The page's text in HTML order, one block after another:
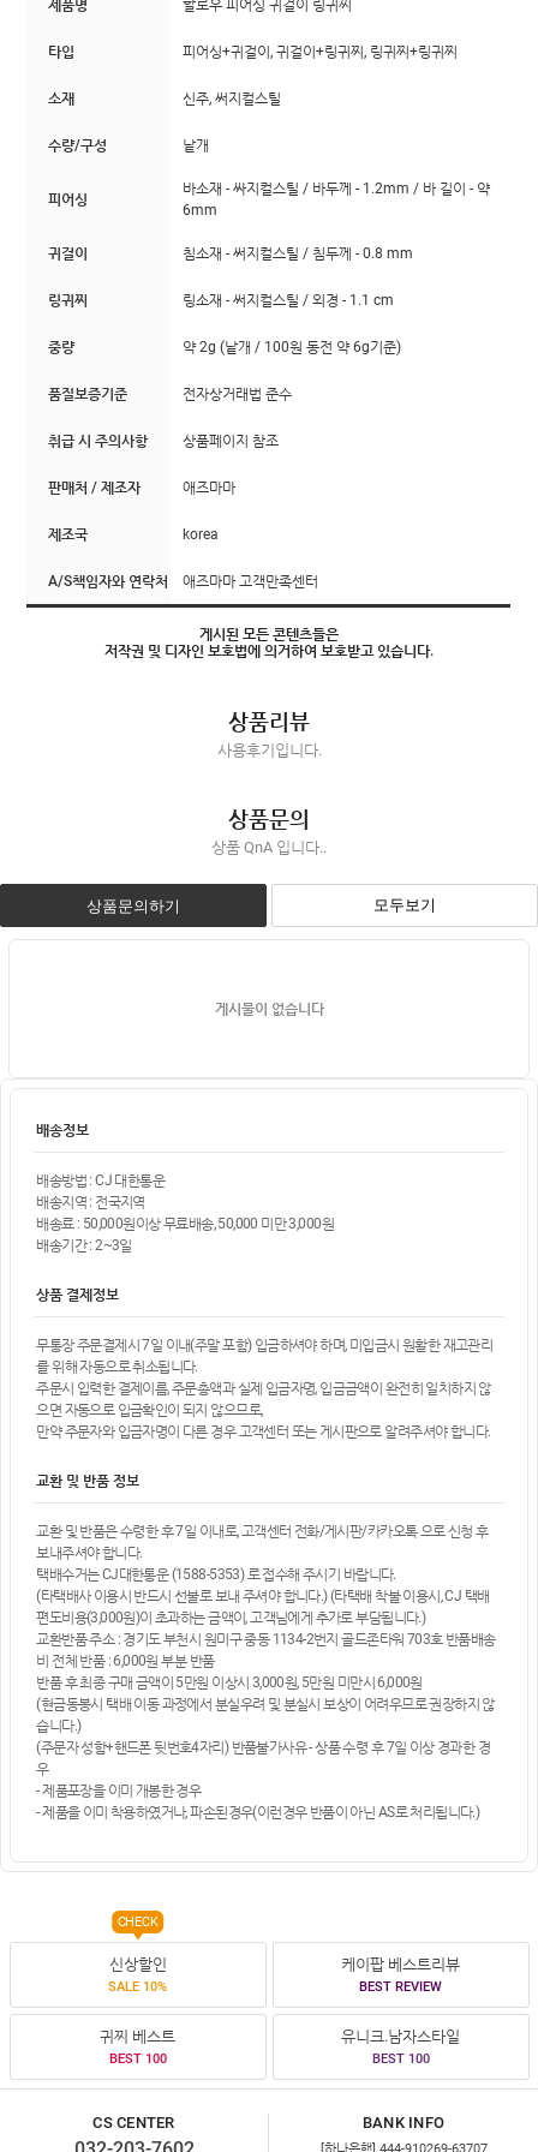
제품명 할로우 피어싱 귀걸이 링귀찌
타입 피어싱+귀걸이, 귀걸이+링귀찌, 링귀찌+링귀찌
소재 신주, 써지컬스틸
수량/구성 낱개
피어싱
바소재 - 싸지컬스틸 / 바두께 - 1.2mm / 바 길이 - 약
6mm
귀걸이 침소재 - 써지컬스틸 / 침두께 - 0.8 mm
링귀찌 링소재 - 써지컬스틸 / 외경 - 1.1 cm
중량 약 2g (낱개 / 100원 동전 약 6g기준)
품질보증기준 전자상거래법 준수
취급 시 주의사항 상품페이지 참조
판매처 / 제조자 애즈마마
제조국 korea
A/S책임자와 연락처 애즈마마 고객만족센터
게시된 모든 콘텐츠들은
저작권 및 디자인 보호법에 의거하여 보호받고 있습니다.
상품리뷰
사용후기입니다.
상품문의
상품 QnA 입니다..
상품문의하기 모두보기
게시물이 없습니다
배송정보
배송방법 : CJ 대한통운
배송지역 : 전국지역
배송료 : 50,000원이상 무료배송, 50,000 미만 3,000원
배송기간 : 2~3일
상품 결제정보
무통장 주문결제시 7일 이내(주말 포함) 입금하셔야 하며, 미입금시 원활한 재고관리
를 위해 자동으로 취소됩니다.
주문시 입력한 결제이름, 주문총액과 실제 입금자명, 입금금액이 완전히 일치하지 않
으면 자동으로 입금확인이 되지 않으므로,
만약 주문자와 입금자명이 다른 경우 고객센터 또는 게시판으로 알려주셔야 합니다.
교환 및 반품 정보
교환 및 반품은 수령한 후 7일 이내로, 고객센터 전화/게시판/카카오톡 으로 신청 후
보내주셔야 합니다.
택배수거는 CJ대한통운 (1588-5353) 로 접수해 주시기 바랍니다.
(타택배사 이용시 반드시 선불로 보내 주셔야 합니다.) (타택배 착불 이용시, CJ 택배
편도비용(3,000원)이 초과하는 금액이, 고객님에게 추가로 부담됩니다.)
교환반품 주소 : 경기도 부천시 원미구 중동 1134-2번지 골드존타워 703호 반품배송
비 전체 반품 : 6,000원 부분 반품
반품 후 최종 구매 금액이 5만원 이상시 3,000원, 5만원 미만시 6,000원
(현금동봉시 택배 이동 과정에서 분실우려 및 분실시 보상이 어려우므로 권장하지 않
습니다.)
(주문자 성함+핸드폰 뒷번호4자리) 반품불가사유 - 상품 수령 후 7일 이상 경과한 경
우
- 제품포장을 이미 개봉한 경우
- 제품을 이미 착용하였거나, 파손된경우(이런경우 반품이 아닌 AS로 처리됩니다.)
신상할인
SALE 10%
CHECK
케이팝 베스트리뷰
BEST REVIEW
귀찌 베스트
BEST 100
유니크.남자스타일
BEST 100
CS CENTER BANK INFO